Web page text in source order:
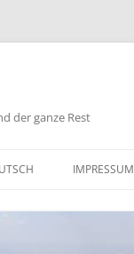
der ganze Rest
IMPRESSUM